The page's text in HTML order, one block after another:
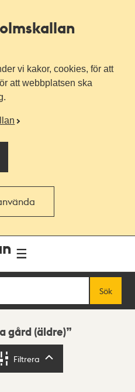
vi kakor, cookies, för att
att webbplatsen ska
Sök
gård (äldre)
Filtrera